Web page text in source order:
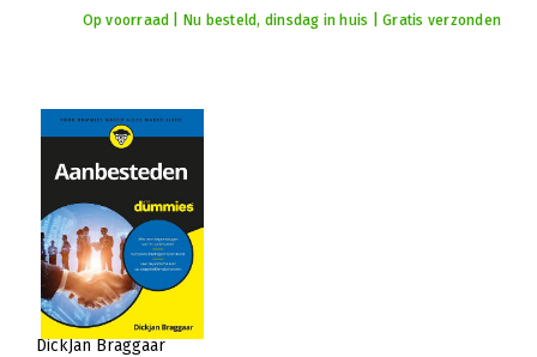
Op voorraad | Nu besteld, dinsdag in huis | Gratis verzonden
DickJan Braggaar